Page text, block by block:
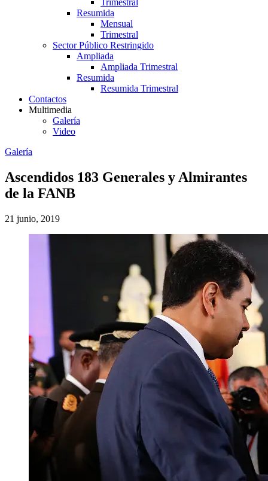
Trimestral
Resumida
Mensual
Trimestral
Sector Público Restringido
Ampliada
Ampliada Trimestral
Resumida
Resumida Trimestral
Contactos
Multimedia
Galería
Video
Galería
Ascendidos 183 Generales y Almirantes
de la FANB
21 junio, 2019